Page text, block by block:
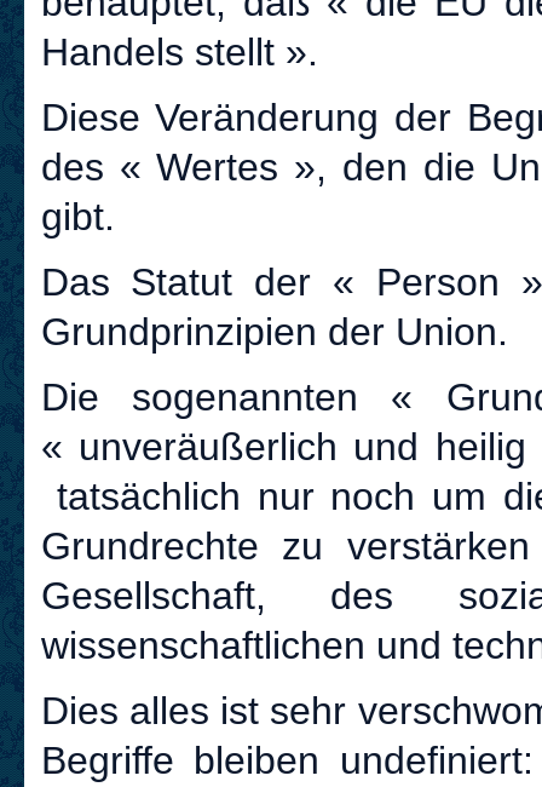
Handels stellt ».
Diese Veränderung der
des « Wertes », den die
gibt.
Das Statut der « Person
Grundprinzipien der Union.
Die sogenannten «
« unveräußerlich und heilig
tatsächlich nur noch um
Grundrechte zu
Gesellschaft, des
wissenschaftlichen und
Dies alles ist sehr
Begriffe bleiben